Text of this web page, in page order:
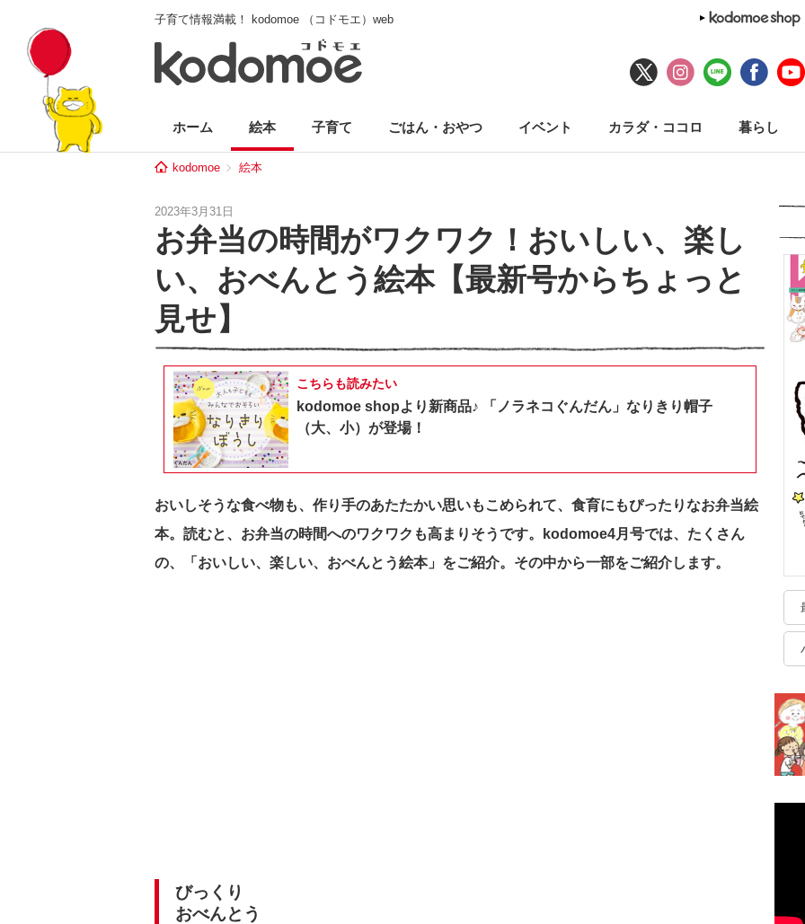
子育て情報満載！ kodomoe （コドモエ）web
ホーム 絵本 子育て ごはん・おやつ イベント カラダ・ココロ 暮らし
kodomoe 絵本
2023年3月31日
お弁当の時間がワクワク！おいしい、楽し
い、おべんとう絵本【最新号からちょっと
見せ】
こちらも読みたい
kodomoe shopより新商品♪ 「ノラネコぐんだん」なりきり帽子
（大、小）が登場！
おいしそうな食べ物も、作り手のあたたかい思いもこめられて、食育にもぴったりなお弁当絵
本。 読むと、お弁当の時間へのワクワクも高まりそうです。kodomoe4月号では、たくさん
の、「 おいしい、楽しい、おべんとう絵本」をご紹介。その中から一部をご紹介します。
びっくり
おべんとう